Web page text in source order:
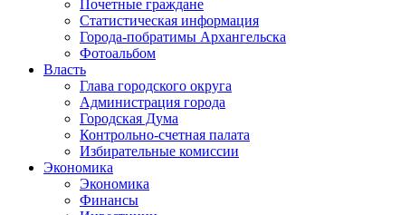
Почетные граждане
Статистическая информация
Города-побратимы Архангельска
Фотоальбом
Власть
Глава городского округа
Администрация города
Городская Дума
Контрольно-счетная палата
Избирательные комиссии
Экономика
Экономика
Финансы